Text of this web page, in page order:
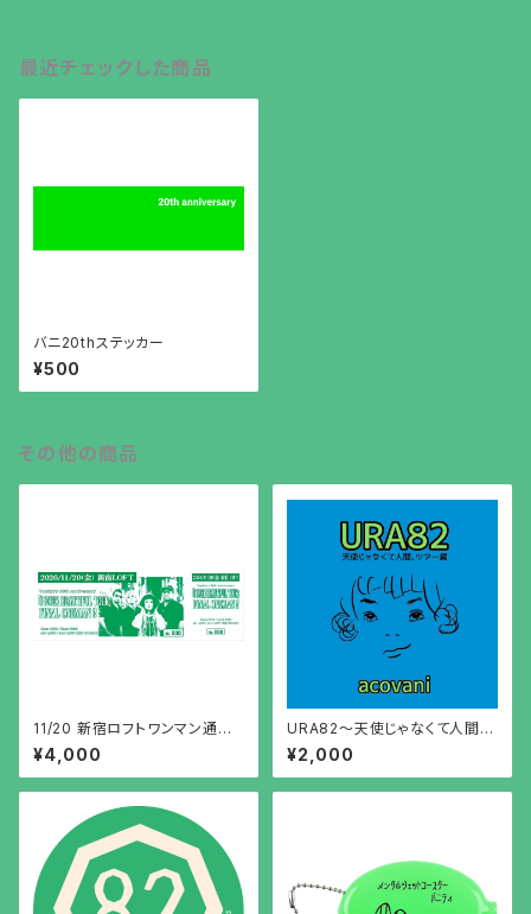
最近チェックした商品
バニ20thステッカー
¥500
その他の商品
11/20 新宿ロフトワンマン通常
チケット
¥4,000
URA82〜天使じゃなくて人間、
ツアー編（CD）
¥2,000